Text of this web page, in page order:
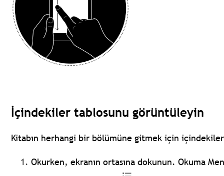
İçindekiler tablosunu görüntüleyin
Kitabın herhangi bir bölümüne gitmek için
Okurken, ekranın ortasına dokunun. Okuma